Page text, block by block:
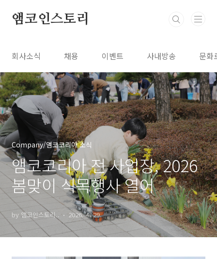
앰코인스토리
회사소식 채용 이벤트 사내방송 문화
Company/앰코코리아 소식
앰코코리아 전 사업장, 2026
봄맞이 식목행사 열어
by 앰코인스토리.. 2026. 4. 29.